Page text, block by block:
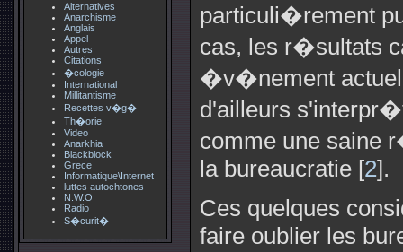
Alternatives
Anarchisme
Anglais
Appel
Autres
Citations
�cologie
International
Millitantisme
Recettes v�g�
Th�orie
Video
Anarkhia
Blackblock
Grece
Informatique\Internet
luttes autochtones
N.W.O
Radio
S�curit�
particuli�rement
cas, les r�sultats
�v�nement
d'ailleurs
comme une saine
la bureaucratie [2].
Ces quelques
faire oublier les